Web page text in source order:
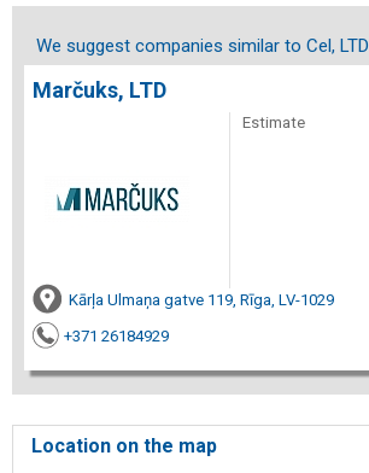
We suggest companies similar to Cel, LTD
Marčuks, LTD
Estimate
Kārļa Ulmaņa gatve 119, Rīga, LV-1029
+371 26184929
Location on the map